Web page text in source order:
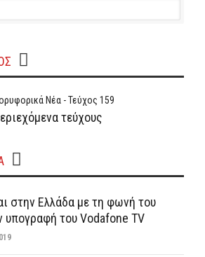
τεύχους
στην Ελλάδα με τη φωνή του
υπογραφή του Vodafone TV